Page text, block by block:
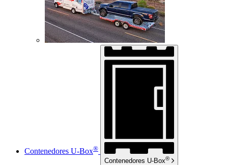
Contenedores U-Box®
Contenedores U-Box®